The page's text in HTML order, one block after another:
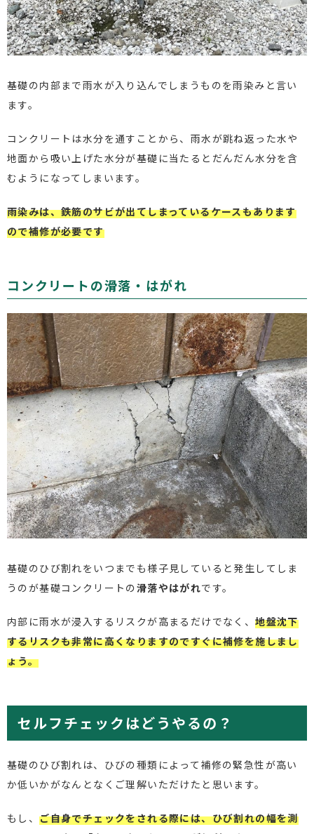
基礎の内部まで雨水が入り込んでしまうものを雨染みと言い
ます。
コンクリートは水分を通すことから、雨水が跳ね返った水や
地面から吸い上げた水分が基礎に当たるとだんだん水分を含
むようになってしまいます。
雨染みは、鉄筋のサビが出てしまっているケースもあります
ので補修が必要です
コンクリートの滑落・はがれ
基礎のひび割れをいつまでも様子見していると発生してしま
うのが基礎コンクリートの滑落やはがれです。
内部に雨水が浸入するリスクが高まるだけでなく、地盤沈下
するリスクも非常に高くなりますのですぐに補修を施しまし
ょう。
セルフチェックはどうやるの？
基礎のひび割れは、ひびの種類によって補修の緊急性が高い
か低いかがなんとなくご理解いただけたと思います。
もし、ご自身でチェックをされる際には、ひび割れの幅を測